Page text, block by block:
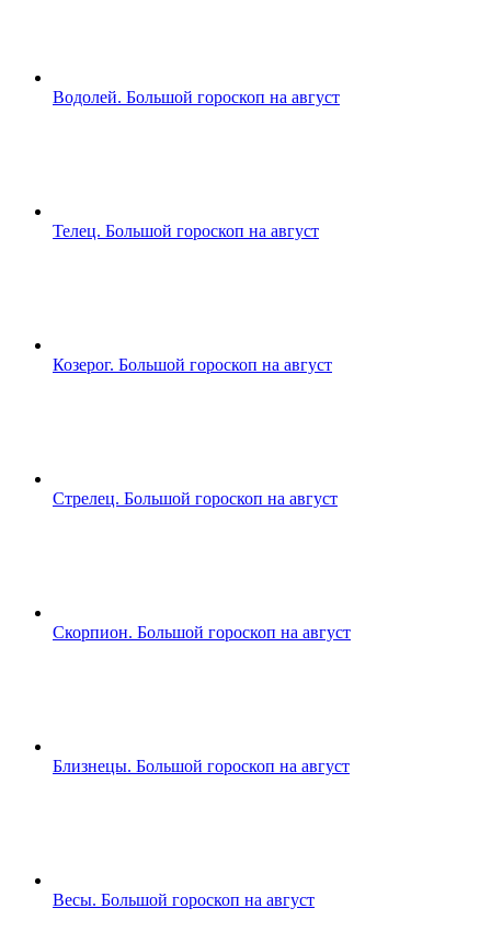
Водолей. Большой гороскоп на август
Телец. Большой гороскоп на август
Козерог. Большой гороскоп на август
Стрелец. Большой гороскоп на август
Скорпион. Большой гороскоп на август
Близнецы. Большой гороскоп на август
Весы. Большой гороскоп на август